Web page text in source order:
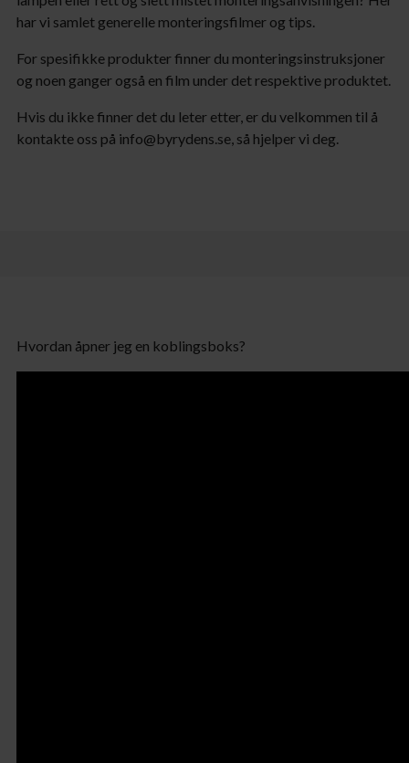
har vi samlet generelle monteringsfilmer og tips.
For spesifikke produkter finner du monteringsinstruksjoner
og noen ganger også en film under det respektive produktet.
Hvis du ikke finner det du leter etter, er du velkommen til å
kontakte oss på info@byrydens.se , så hjelper vi deg.
Hvordan åpner jeg en koblingsboks?